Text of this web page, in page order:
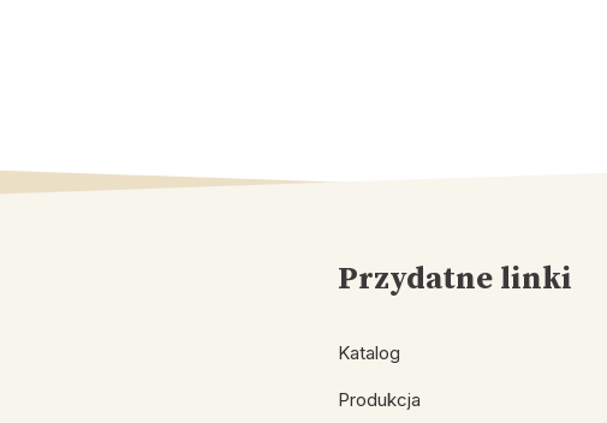
Przydatne linki
Katalog
Produkcja